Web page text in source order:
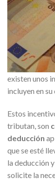
existen unos
incluyen en
Estos
tributan, son
deducción
que se esté
la deducción
solicite la